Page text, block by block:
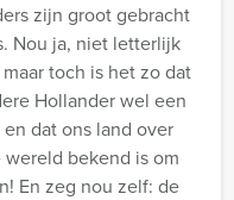
zijn groot gebracht
Nou ja, niet letterlijk
toch is het zo dat
Hollander wel een
dat ons land over
bekend is om
En zeg nou zelf: de